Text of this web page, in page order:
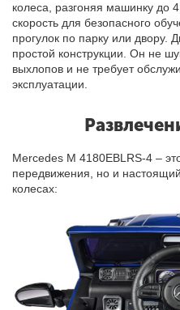
колеса, разгоняя машинку до
скорость для безопасного
прогулок по парку или двору.
простой конструкции. Он не
выхлопов и не требует
эксплуатации.
Mercedes M 4180EBLRS-4 –
передвижения, но и
колесах: